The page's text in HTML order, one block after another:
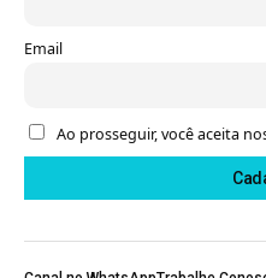
Email
Ao prosseguir, você aceita